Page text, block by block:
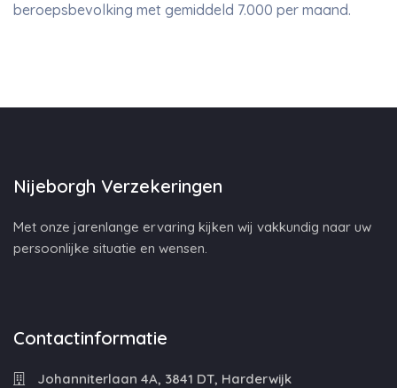
beroepsbevolking met gemiddeld 7.000 per maand.
Nijeborgh Verzekeringen
Met onze jarenlange ervaring kijken wij vakkundig naar uw
persoonlijke situatie en wensen.
Contactinformatie
Johanniterlaan 4A, 3841 DT, Harderwijk